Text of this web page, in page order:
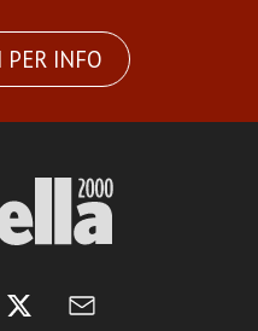
PER INFO